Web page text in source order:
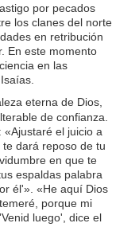
por pecados
los clanes del norte
en retribución
En este momento
en las
eterna de Dios,
de confianza.
el juicio a
dará reposo de tu
en que te
espaldas palabra
él'». «He aquí Dios
porque mi
luego', dice el